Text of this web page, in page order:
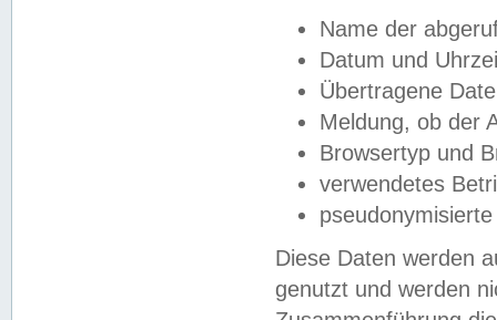
Name der
Datum und
Übertragene
Meldung, ob der
Browsertyp und
verwendetes
Diese Daten werden
genutzt und werden